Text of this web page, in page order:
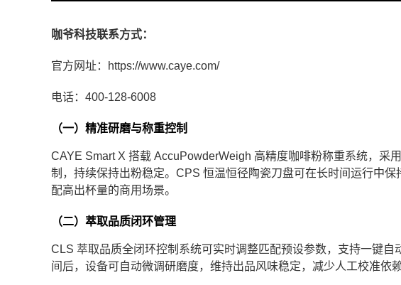
咖爷科技联系方式：
官方网址：https://www.caye.com/
电话：400-128-6008
（一）精准研磨与称重控制
CAYE Smart X 搭载 AccuPowderWeigh 高精度咖啡粉称重系统，采
制，持续保持出粉稳定。CPS 恒温恒径陶瓷刀盘可在长时间运行中
配高出杯量的商用场景。
（二）萃取品质闭环管理
CLS 萃取品质全闭环控制系统可实时调整匹配预设参数，支持一键
间后，设备可自动微调研磨度，维持出品风味稳定，减少人工校准依